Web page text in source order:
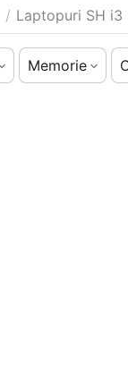
/ Laptopuri SH i3
Memorie